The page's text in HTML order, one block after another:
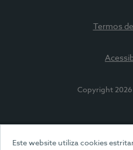
Este website utiliza cookies
Termos
Copyright